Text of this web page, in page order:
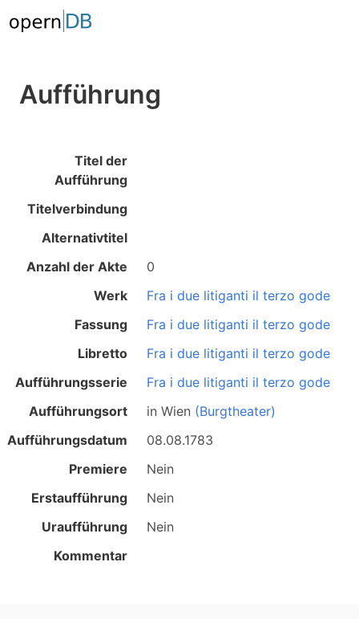
Aufführung
Titel der
Aufführung
Titelverbindung
Alternativtitel
Anzahl der Akte
0
Werk
Fra i due litiganti il terzo gode
Fassung
Fra i due litiganti il terzo gode
Libretto
Fra i due litiganti il terzo gode
Aufführungsserie
Fra i due litiganti il terzo gode
Aufführungsort
inWien (Burgtheater)
Aufführungsdatum
08.08.1783
Premiere
Nein
Erstaufführung
Nein
Uraufführung
Nein
Kommentar